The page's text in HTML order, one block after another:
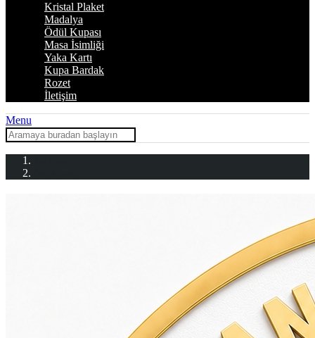
Kristal Plaket
Madalya
Ödül Kupası
Masa İsimliği
Yaka Kartı
Kupa Bardak
Rozet
İletişim
Menu